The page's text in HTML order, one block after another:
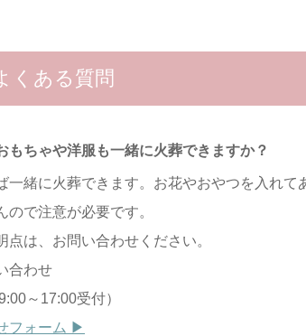
くある質問
もちゃや洋服も一緒に火葬できますか？
一緒に火葬できます。お花やおやつを入れ
で注意が必要です。
は、お問い合わせください。
合わせ
～17:00受付）
フォーム ▶